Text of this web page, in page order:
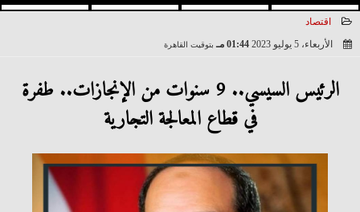
اقتصاد
الأربعاء، 5 يوليو 2023
01:44 مـ بتوقيت القاهرة
الرئيس السيسي.. 9 سنوات من الإنجازات.. طفرة
في قطاع المعالجة التجارية